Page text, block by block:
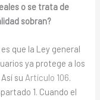
o se trata de
sobran?
que la Ley general
ya protege a los
su Artículo 106.
1. Cuando el